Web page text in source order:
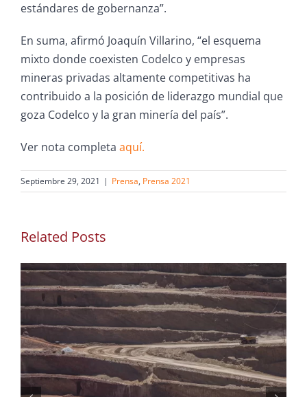
estándares de gobernanza”.
En suma, afirmó Joaquín Villarino, “el esquema
mixto donde coexisten Codelco y empresas
mineras privadas altamente competitivas ha
contribuido a la posición de liderazgo mundial que
goza Codelco y la gran minería del país”.
Ver nota completa aquí.
Septiembre 29, 2021 | Prensa, Prensa 2021
Related Posts